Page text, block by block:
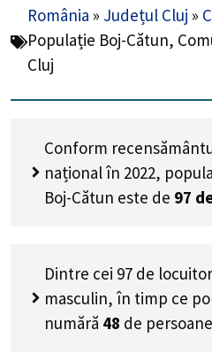
România » Județul Cluj »
Populație Boj-Cătun,
Cluj
Conform
național în 2022,
Boj-Cătun este de 97
Dintre cei 97 de
masculin, în timp ce
numără 48 de